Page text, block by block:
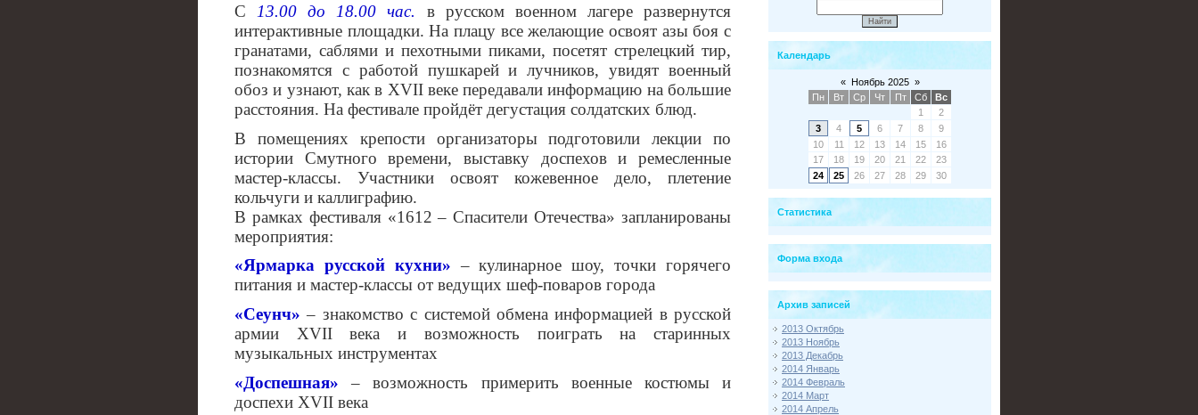
С 13.00 до 18.00 час.
в русском военном лагере развернутся
интерактивные площадки. На плацу все желающие освоят азы боя с
гранатами, саблями и пехотными пиками, посетят стрелецкий тир,
познакомятся с работой пушкарей и лучников, увидят военный
обоз и узнают, как в XVII веке передавали информацию на большие
расстояния. На фестивале пройдёт дегустация солдатских блюд.
В помещениях крепости организаторы подготовили лекции по
истории Смутного времени, выставку доспехов и ремесленные
мастер-классы. Участники освоят кожевенное дело, плетение
кольчуги и каллиграфию.
В рамках фестиваля «1612 – Спасители Отечества» запланированы
мероприятия:
«Ярмарка русской кухни» – кулинарное шоу, точки горячего
питания и мастер-классы от ведущих шеф-поваров города
«Сеунч» – знакомство с системой обмена информацией в русской
армии XVII века и возможность поиграть на старинных
музыкальных инструментах
«Доспешная» – возможность примерить военные костюмы и
доспехи XVII века
Календарь
« Ноябрь 2025 »
Пн
Вт Ср Чт Пт Сб
Вс
1
2
3
4 5 6 7 8
9
10
11 12 13 14 15
16
17
18 19 20 21 22
23
24
25 26 27 28 29 30
Статистика
Форма входа
Архив записей
2013 Октябрь
2013 Ноябрь
2013 Декабрь
2014 Январь
2014 Февраль
2014 Март
2014 Апрель